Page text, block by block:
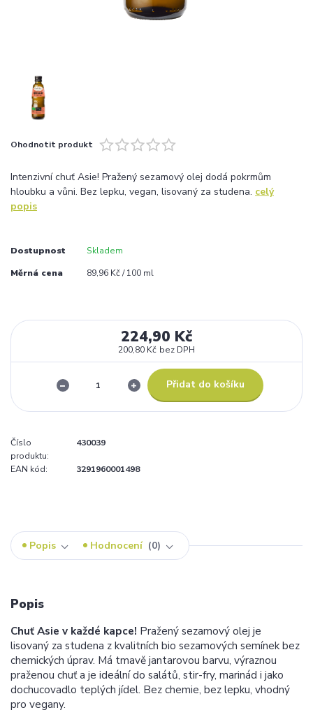
Ohodnotit produkt
Intenzivní chuť Asie! Pražený sezamový olej dodá pokrmům
hloubku a vůni. Bez lepku, vegan, lisovaný za studena. celý
popis
Dostupnost Skladem
Měrná cena 89,96 Kč / 100 ml
224,90 Kč
200,80 Kč bez DPH
Přidat do košíku
Číslo
produktu:
430039
EAN kód: 3291960001498
Popis Hodnocení 0
Popis
Chuť Asie v každé kapce! Pražený sezamový olej je
lisovaný za studena z kvalitních bio sezamových semínek bez
chemických úprav. Má tmavě jantarovou barvu, výraznou
praženou chuť a je ideální do salátů, stir-fry, marinád i jako
dochucovadlo teplých jídel. Bez chemie, bez lepku, vhodný
pro vegany.